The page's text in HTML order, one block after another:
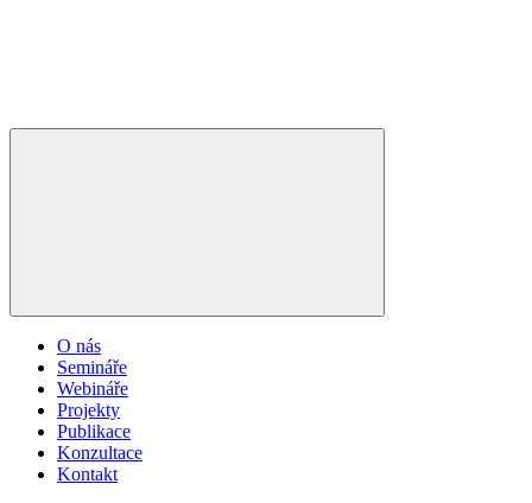
O nás
Semináře
Webináře
Projekty
Publikace
Konzultace
Kontakt